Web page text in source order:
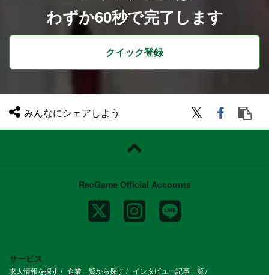
わずか60秒で完了します
クイック登録
みんなにシェアしよう
RecGame Official Accounts
サービス
求人情報を探す 企業一覧から探す インタビュー記事一覧